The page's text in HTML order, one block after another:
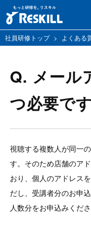
社員研修トップ> よくある
Q. メール
つ必要で
視聴する複数人が同一
す。そのため店舗のア
おり、個人のアドレス
だし、受講者分のお申
人数分をお申込みくださ